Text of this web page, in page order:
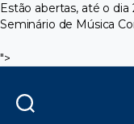
Estão abertas, até o dia
Seminário de Música
">